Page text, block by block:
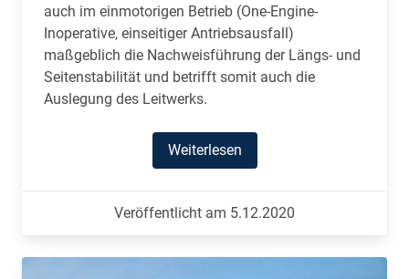
auch im einmotorigen Betrieb (One-Engine-
Inoperative, einseitiger Antriebsausfall)
maßgeblich die Nachweisführung der Längs- und
Seitenstabilität und betrifft somit auch die
Auslegung des Leitwerks.
Weiterlesen
Veröffentlicht am 5.12.2020